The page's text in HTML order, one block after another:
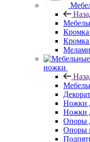
Кромка
ножки
Ножки
Ножки
Опоры
Опоры